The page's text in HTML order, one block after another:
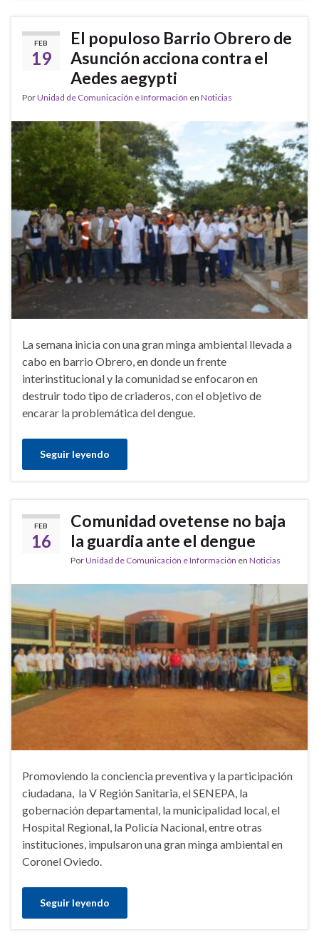
FEB
19
El populoso Barrio Obrero de
Asunción acciona contra el
Aedes aegypti
PorUnidad de Comunicación e Información en Noticias
La semana inicia con una gran minga ambiental llevada a
cabo en barrio Obrero, en donde un frente
interinstitucional y la comunidad se enfocaron en
destruir todo tipo de criaderos, con el objetivo de
encarar la problemática del dengue.
Seguir leyendo
FEB
16
Comunidad ovetense no baja
la guardia ante el dengue
PorUnidad de Comunicación e Información en Noticias
Promoviendo la conciencia preventiva y la participación
ciudadana, la V Región Sanitaria, el SENEPA, la
gobernación departamental, la municipalidad local, el
Hospital Regional, la Policía Nacional, entre otras
instituciones, impulsaron una gran minga ambiental en
Coronel Oviedo.
Seguir leyendo